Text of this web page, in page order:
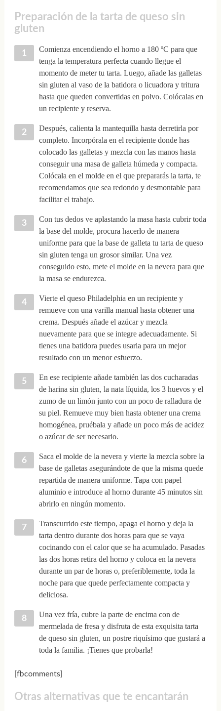
Preparación de la tarta de queso sin
gluten
Comienza encendiendo el horno a 180 ºC para que
tenga la temperatura perfecta cuando llegue el
momento de meter tu tarta. Luego, añade las galletas
sin gluten al vaso de la batidora o licuadora y tritura
hasta que queden convertidas en polvo. Colócalas en
un recipiente y reserva.
Después, calienta la mantequilla hasta derretirla por
completo. Incorpórala en el recipiente donde has
colocado las galletas y mezcla con las manos hasta
conseguir una masa de galleta húmeda y compacta.
Colócala en el molde en el que prepararás la tarta, te
recomendamos que sea redondo y desmontable para
facilitar el trabajo.
Con tus dedos ve aplastando la masa hasta cubrir toda
la base del molde, procura hacerlo de manera
uniforme para que la base de galleta tu tarta de queso
sin gluten tenga un grosor similar. Una vez
conseguido esto, mete el molde en la nevera para que
la masa se endurezca.
Vierte el queso Philadelphia en un recipiente y
remueve con una varilla manual hasta obtener una
crema. Después añade el azúcar y mezcla
nuevamente para que se integre adecuadamente. Si
tienes una batidora puedes usarla para un mejor
resultado con un menor esfuerzo.
En ese recipiente añade también las dos cucharadas
de harina sin gluten, la nata líquida, los 3 huevos y el
zumo de un limón junto con un poco de ralladura de
su piel. Remueve muy bien hasta obtener una crema
homogénea, pruébala y añade un poco más de acidez
o azúcar de ser necesario.
Saca el molde de la nevera y vierte la mezcla sobre la
base de galletas asegurándote de que la misma quede
repartida de manera uniforme. Tapa con papel
aluminio e introduce al horno durante 45 minutos sin
abrirlo en ningún momento.
Transcurrido este tiempo, apaga el horno y deja la
tarta dentro durante dos horas para que se vaya
cocinando con el calor que se ha acumulado. Pasadas
las dos horas retira del horno y coloca en la nevera
durante un par de horas o, preferiblemente, toda la
noche para que quede perfectamente compacta y
deliciosa.
Una vez fría, cubre la parte de encima con de
mermelada de fresa y disfruta de esta exquisita tarta
de queso sin gluten, un postre riquísimo que gustará a
toda la familia. ¡Tienes que probarla!
[fbcomments]
Otras alternativas que te encantarán